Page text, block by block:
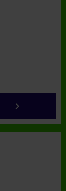
keyboard_arrow_right